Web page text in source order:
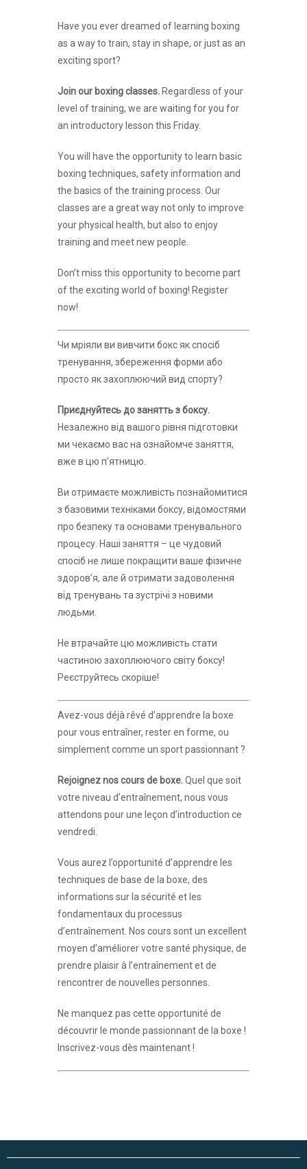
Have you ever dreamed of learning boxing
as a way to train, stay in shape, or just as an
exciting sport?
Join our boxing classes. Regardless of your
level of training, we are waiting for you for
an introductory lesson this Friday.
You will have the opportunity to learn basic
boxing techniques, safety information and
the basics of the training process. Our
classes are a great way not only to improve
your physical health, but also to enjoy
training and meet new people.
Don’t miss this opportunity to become part
of the exciting world of boxing! Register
now!
Чи мріяли ви вивчити бокс як спосіб
тренування, збереження форми або
просто як захоплюючий вид спорту?
Приєднуйтесь до занятть з боксу.
Незалежно від вашого рівня підготовки
ми чекаємо вас на ознайомче заняття,
вже в цю п’ятницю.
Ви отримаєте можливість познайомитися
з базовими техніками боксу, відомостями
про безпеку та основами тренувального
процесу. Наші заняття – це чудовий
спосіб не лише покращити ваше фізичне
здоров’я, але й отримати задоволення
від тренувань та зустрічі з новими
людьми.
Не втрачайте цю можливість стати
частиною захоплюючого світу боксу!
Реєструйтесь скоріше!
Avez-vous déjà rêvé d’apprendre la boxe
pour vous entraîner, rester en forme, ou
simplement comme un sport passionnant ?
Rejoignez nos cours de boxe.Quel que soit
votre niveau d’entraînement, nous vous
attendons pour une leçon d’introduction ce
vendredi.
Vous aurez l’opportunité d’apprendre les
techniques de base de la boxe, des
informations sur la sécurité et les
fondamentaux du processus
d’entraînement. Nos cours sont un excellent
moyen d’améliorer votre santé physique, de
prendre plaisir à l’entraînement et de
rencontrer de nouvelles personnes.
Ne manquez pas cette opportunité de
découvrir le monde passionnant de la boxe !
Inscrivez-vous dès maintenant !